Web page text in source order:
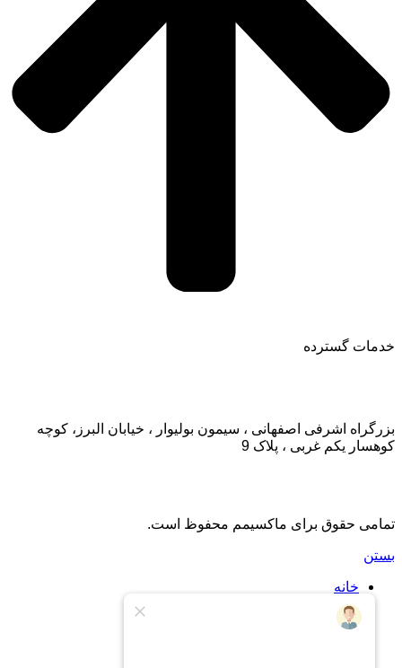
خدمات گسترده
بزرگراه اشرفی اصفهانی ، سیمون بولیوار ، خیابان البرز، کوچه
کوهسار یکم غربی ، پلاک 9
تمامی حقوق برای ماکسیمم محفوظ است.
بستن
خانه
اشتراک